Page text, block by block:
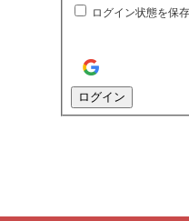
ログイン状態を保
ログイン